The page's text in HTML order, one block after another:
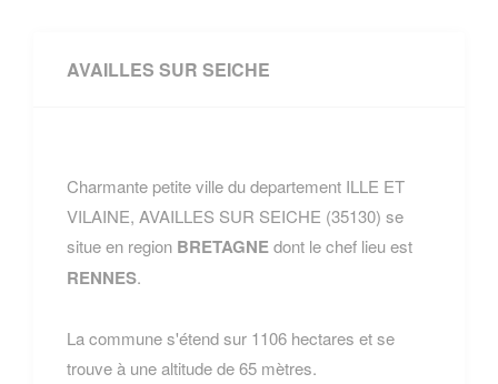
AVAILLES SUR SEICHE
Charmante petite ville du departement ILLE ET
VILAINE, AVAILLES SUR SEICHE (35130) se
situe en region BRETAGNEdont le chef lieu est
RENNES.
La commune s'étend sur 1106 hectares et se
trouve à une altitude de 65 mètres.